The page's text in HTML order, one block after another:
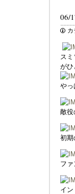
06/
カ
ス
がひ
やっ
敵役
初期
ファ
イ